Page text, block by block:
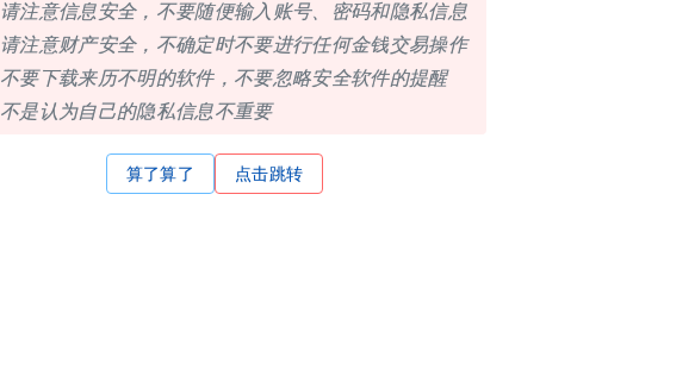
请注意信息安全，不要随便输入账号、密码和隐私信息
请注意财产安全，不确定时不要进行任何金钱交易操作
不要下载来历不明的软件，不要忽略安全软件的提醒
不是认为自己的隐私信息不重要
算了算了 点击跳转